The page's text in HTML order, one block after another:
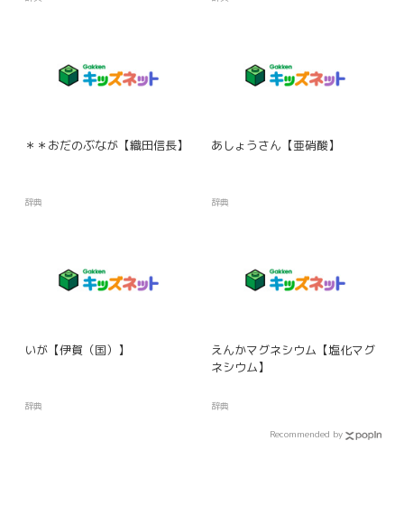
＊＊おだのぶなが【織田信長】
辞典
あしょうさん【亜硝酸】
辞典
いが【伊賀（国）】
辞典
えんかマグネシウム【塩化マグ
ネシウム】
辞典
Recommended by